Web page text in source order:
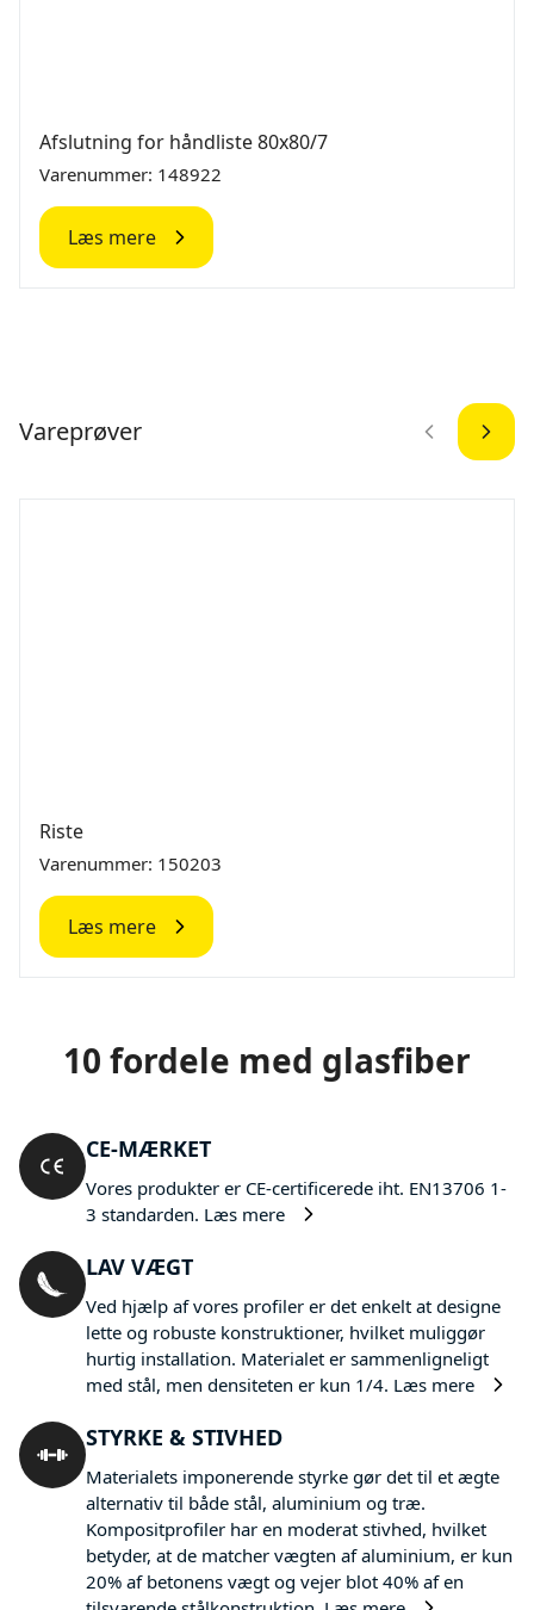
Afslutning for håndliste 80x80/7
Varenummer: 148922
Læs mere
Vareprøver
Riste
Varenummer: 150203
Læs mere
10 fordele med glasfiber
CE-MÆRKET
Vores produkter er CE-certificerede iht. EN13706 1-
3 standarden. Læs mere
LAV VÆGT
Ved hjælp af vores profiler er det enkelt at designe
lette og robuste konstruktioner, hvilket muliggør
hurtig installation. Materialet er sammenligneligt
med stål, men densiteten er kun 1/4. Læs mere
STYRKE & STIVHED
Materialets imponerende styrke gør det til et ægte
alternativ til både stål, aluminium og træ.
Kompositprofiler har en moderat stivhed, hvilket
betyder, at de matcher vægten af aluminium, er kun
20% af betonens vægt og vejer blot 40% af en